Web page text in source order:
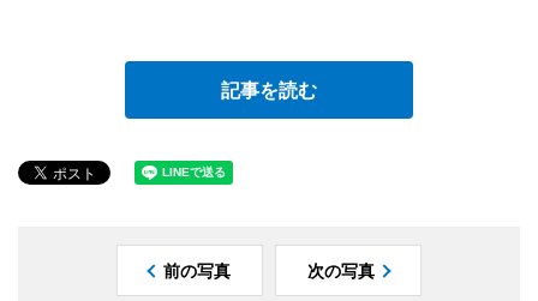
記事を読む
前の写真 次の写真